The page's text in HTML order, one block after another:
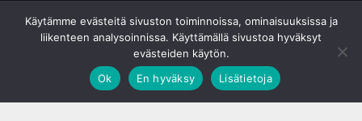
Käytämme evästeitä sivuston toiminnoissa, ominaisuuksissa ja
liikenteen analysoinnissa. Käyttämällä sivustoa hyväksyt
evästeiden käytön.
Ok
En hyväksy Lisätietoja